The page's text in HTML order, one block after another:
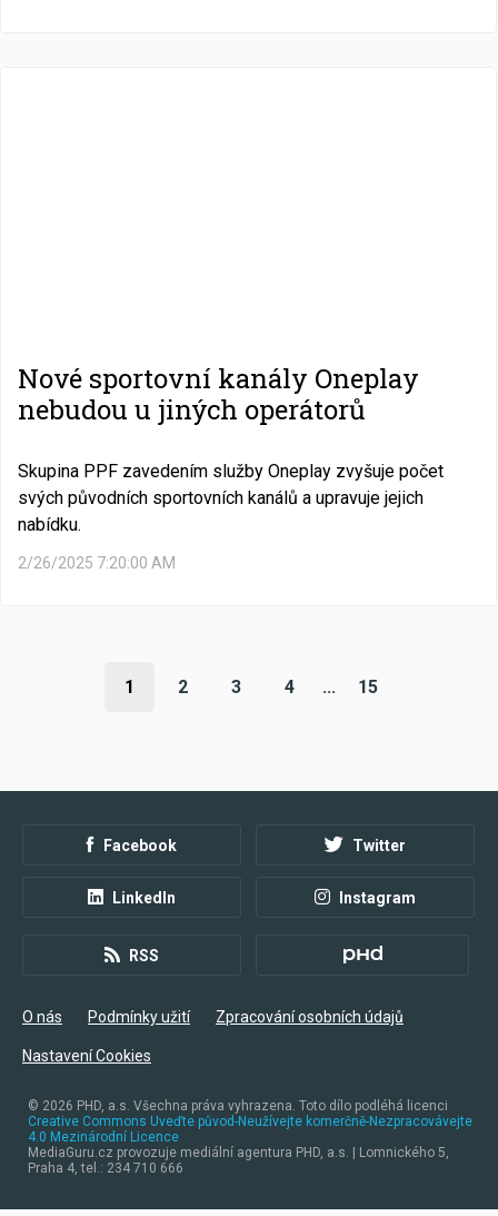
Nové sportovní kanály Oneplay
nebudou u jiných operátorů
Skupina PPF zavedením služby Oneplay zvyšuje počet
svých původních sportovních kanálů a upravuje jejich
nabídku.
2/26/2025 7:20:00 AM
1 2 3 4 ... 15
O nás Podmínky užití Zpracování osobních údajů
Nastavení Cookies
Facebook Twitter
LinkedIn Instagram
RSS
© 2026 PHD, a.s. Všechna práva vyhrazena. Toto dílo podléhá licenci
Creative Commons Uveďte původ-Neužívejte komerčně-Nezpracovávejte
4.0 Mezinárodní Licence
MediaGuru.cz provozuje mediální agentura PHD, a.s. | Lomnického 5,
Praha 4, tel.: 234 710 666